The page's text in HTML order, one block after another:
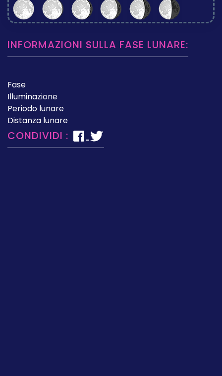
INFORMAZIONI SULLA FASE LUNARE:
Fase
Illuminazione
Periodo lunare
Distanza lunare
CONDIVIDI :